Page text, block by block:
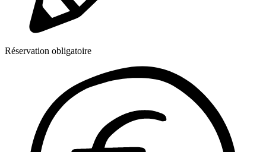
Réservation obligatoire